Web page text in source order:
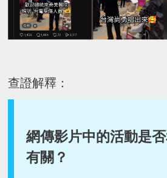
查證解釋：
網傳影片中的活動是
有關？